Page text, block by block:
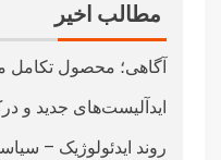
مطالب اخیر
آگاهی؛ محصول تکامل
ایدآلیست‌های جدید و
روند ایدئولوژیک –